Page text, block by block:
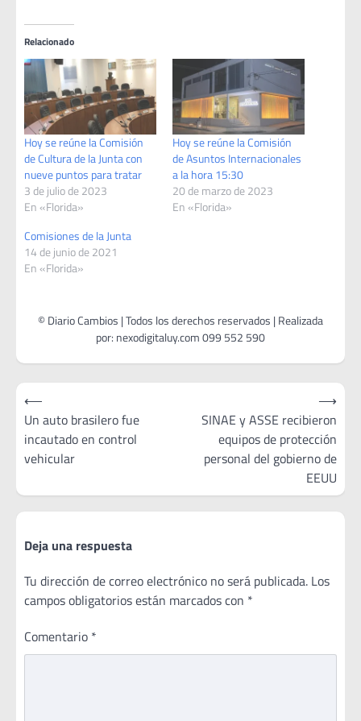
Relacionado
Hoy se reúne la Comisión
de Cultura de la Junta con
nueve puntos para tratar
3 de julio de 2023
En «Florida»
Hoy se reúne la Comisión
de Asuntos Internacionales
a la hora 15:30
20 de marzo de 2023
En «Florida»
Comisiones de la Junta
14 de junio de 2021
En «Florida»
Navegación
de
entradas
⟵
Un auto brasilero fue
incautado en control
vehicular
SINAE y ASSE recibieron
equipos de protección
personal del gobierno de
EEUU
⟶
Deja una respuesta
Tu dirección de correo electrónico no será publicada. Los
campos obligatorios están marcados con *
Comentario *